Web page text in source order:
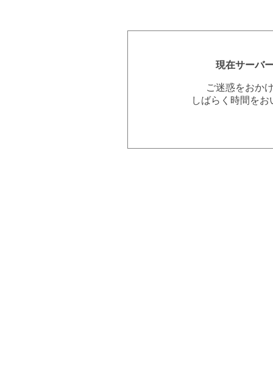
現在サーバ
ご迷惑をおか
しばらく時間を